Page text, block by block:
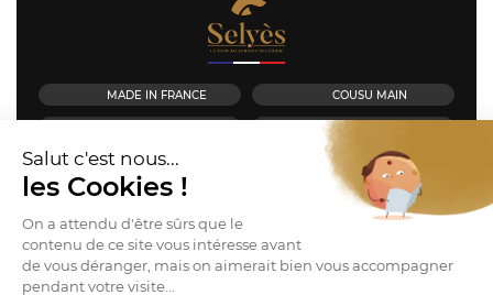
MADE IN FRANCE COUSU MAIN
SUR MESURE
INFOS & CONTACT
L’ATELIER SELYÈS
Salut c'est nous...
les Cookies !
On a attendu d'être sûrs que le
contenu de ce site vous intéresse avant
de vous déranger, mais on aimerait bien vous accompagner
pendant votre visite...